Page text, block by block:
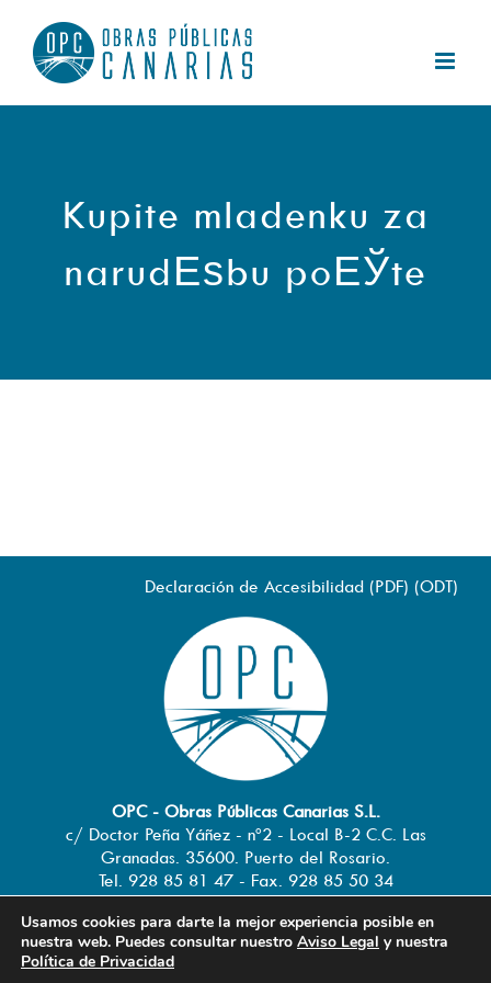
contenido
Kupite mladenku za
narudЕѕbu poЕЎte
Declaración de Accesibilidad (PDF) (ODT)
OPC - Obras Públicas Canarias S.L.
c/ Doctor Peña Yáñez - nº2 - Local B-2 C.C. Las
Granadas. 35600. Puerto del Rosario.
Tel. 928 85 81 47 - Fax. 928 85 50 34
info@obraspublicascanarias.com-
www.obraspublicascanarias.com
Usamos cookies para darte la mejor experiencia posible en
nuestra web. Puedes consultar nuestro Aviso Legal y nuestra
Política de Privacidad